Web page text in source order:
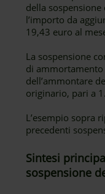
della
l’importo da
19,43 euro al
La sospensione
di
dell’ammontare
originario, pari a
L’esempio sopra
precedenti
Sintesi
sospensione